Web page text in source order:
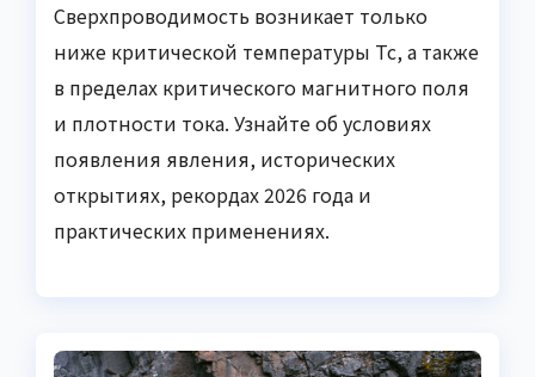
Сверхпроводимость возникает только
ниже критической температуры Tc, а также
в пределах критического магнитного поля
и плотности тока. Узнайте об условиях
появления явления, исторических
открытиях, рекордах 2026 года и
практических применениях.